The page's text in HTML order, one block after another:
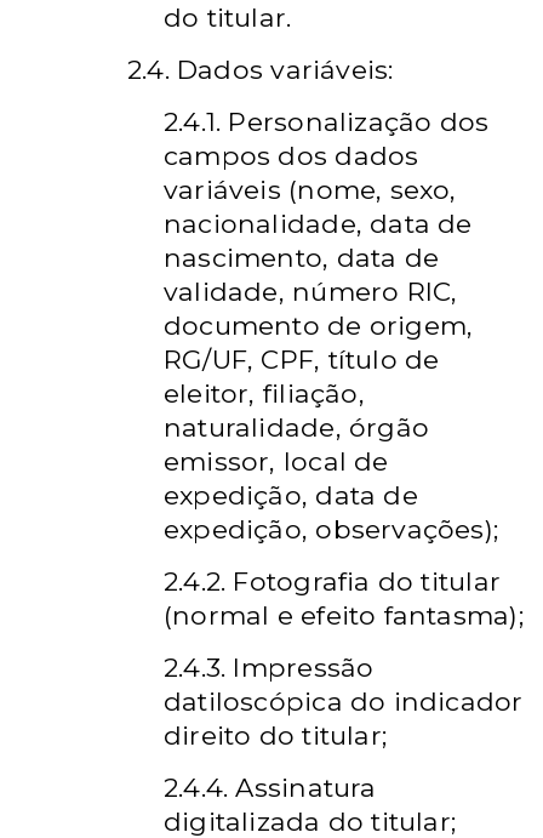
do titular.
2.4. Dados variáveis:
2.4.1. Personalização dos
campos dos dados
variáveis (nome, sexo,
nacionalidade, data de
nascimento, data de
validade, número RIC,
documento de origem,
RG/UF, CPF, título de
eleitor, filiação,
naturalidade, órgão
emissor, local de
expedição, data de
expedição, observações);
2.4.2. Fotografia do titular
(normal e efeito fantasma);
2.4.3. Impressão
datiloscópica do indicador
direito do titular;
2.4.4. Assinatura
digitalizada do titular;